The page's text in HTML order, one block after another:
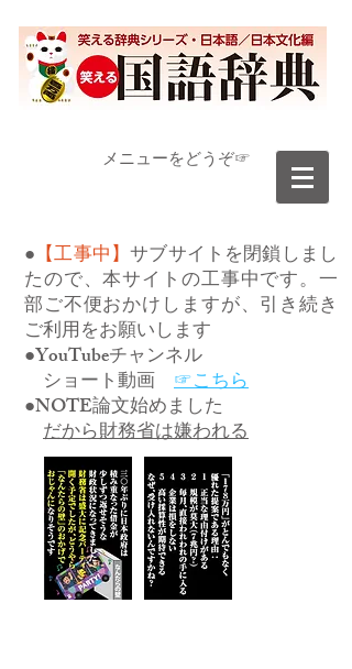
​メニューをどうぞ☞
● 【工事中】サブサイトを閉鎖しまし
たので、本サイトの工事中です。一
部ご不便おかけしますが、引き続き
ご利用をお願いします
●YouTubeチャンネル
ショート動画 ☞こちら
●NOTE論文始めました
だから財務省は嫌われる